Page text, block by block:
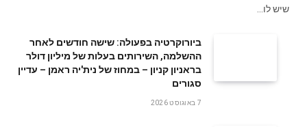
שיש לו…
ביורוקרטיה בפעולה: שישה חודשים לאחר
ההשלמה, השירותים בעלות של מיליון דולר
בראניון קניון – במחוז של נית'יה ראמן – עדיין
סגורים
7 באוגוסט 2026